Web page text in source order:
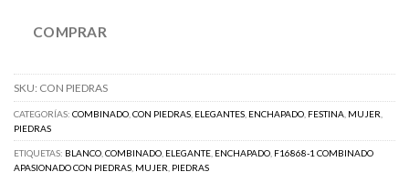
COMPRAR
SKU: CON PIEDRAS
CATEGORÍAS: COMBINADO CON PIEDRAS ELEGANTES ENCHAPADO FESTINA MUJER
PIEDRAS
ETIQUETAS: BLANCO COMBINADO ELEGANTE ENCHAPADO F16868-1 COMBINADO
APASIONADO CON PIEDRAS MUJER PIEDRAS